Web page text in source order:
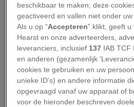
Eenrecent nieuwsbericht
opnieuw. In Oostenrijk
incident op de
veroordeling wegens dood
een klimmer zijn partner in
verder van huis, in Nepal,
strengere eisen voor
beschikbaar te maken; deze
geactiveerd en vallen niet onder uw
Als u op “Accepteren” klikt, geeft
Hearst en onze adverteerders,
leveranciers, inclusief 137 IAB TCF
en anderen (gezamenlijk
cookies te gebruiken en uw
unieke ID’s) en andere informatie
opgevraagd vanaf uw apparaat of
voor de hieronder beschreven